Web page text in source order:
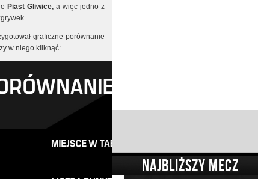
Piast Gliwice, a więc jedno z
graficzne porównanie
w niego kliknąć:
NAJBLIŻSZY MECZ